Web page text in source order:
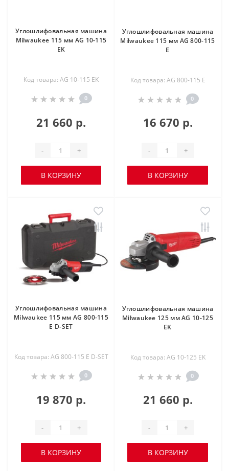
Углошлифовальная машина
Milwaukee 115 мм AG 10-115
EK
Код товара: AG 10-115 EK
0
21 660 р.
- +
В КОРЗИНУ
Углошлифовальная машина
Milwaukee 115 мм AG 800-115
E
Код товара: AG 800-115 E
0
16 670 р.
- +
В КОРЗИНУ
Углошлифовальная машина
Milwaukee 115 мм AG 800-115
E D-SET
Код товара: AG 800-115 E D-SET
0
19 870 р.
- +
В КОРЗИНУ
Углошлифовальная машина
Milwaukee 125 мм AG 10-125
EK
Код товара: AG 10-125 EK
0
21 660 р.
- +
В КОРЗИНУ